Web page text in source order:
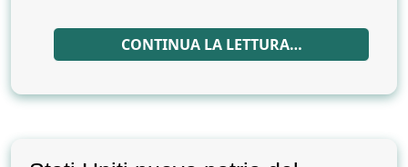
CONTINUA LA LETTURA…